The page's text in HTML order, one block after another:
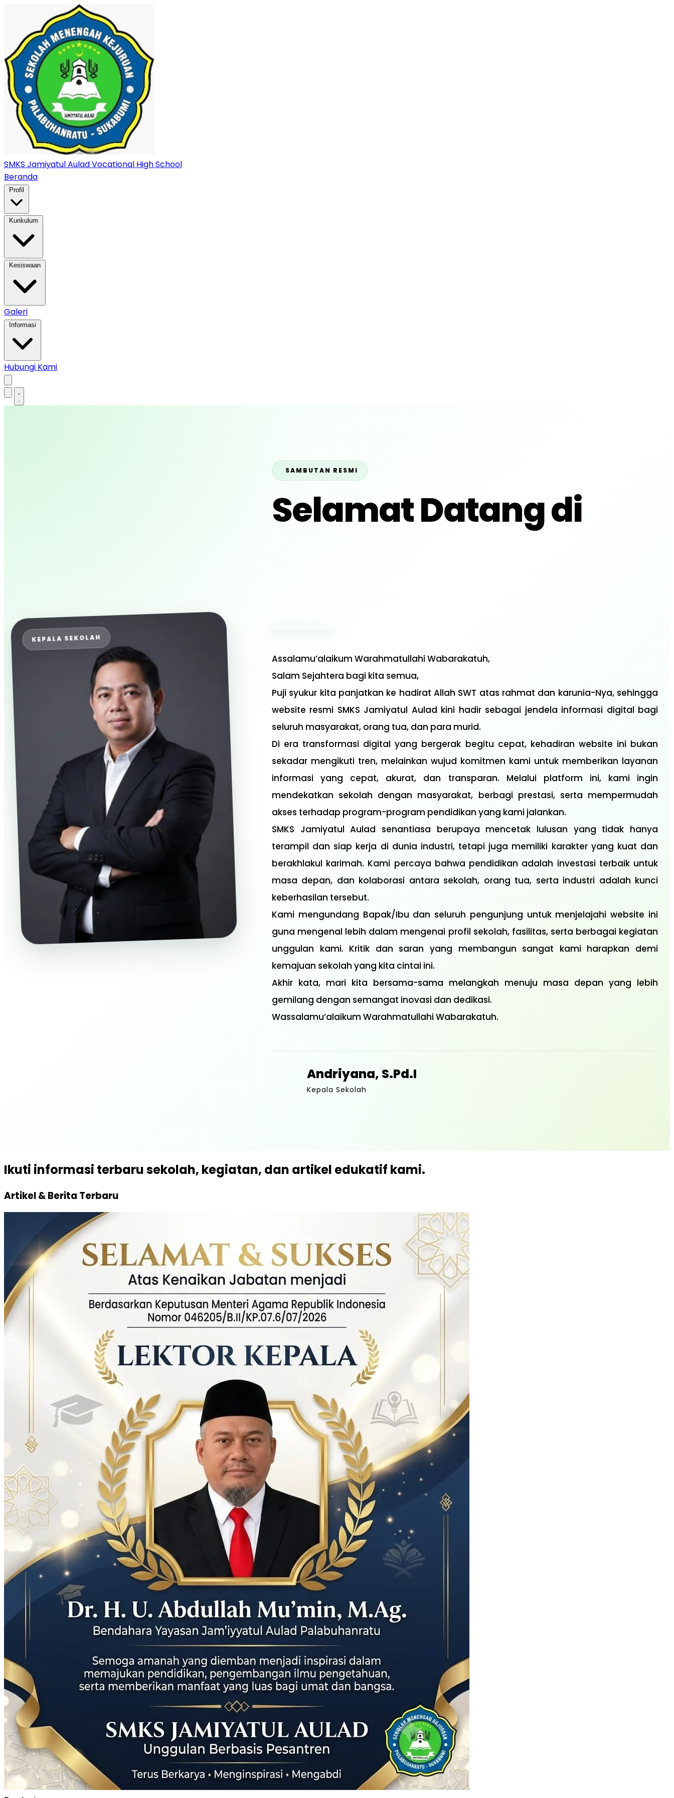
SMKS Jamiyatul AuladVocational High School
Beranda
Profil
Kurikulum
Kesiswaan
Galeri
Informasi
Hubungi Kami
KEPALA SEKOLAH
SAMBUTAN RESMI
Selamat Datang di
Website Resmi SMKS
Assalamu’alaikum Warahmatullahi Wabarakatuh,
Salam Sejahtera bagi kita semua,
Puji syukur kita panjatkan ke hadirat Allah SWT atas rahmat dan karunia-Nya, sehingga
website resmi SMKS Jamiyatul Aulad kini hadir sebagai jendela informasi digital bagi
seluruh masyarakat, orang tua, dan para murid.
Di era transformasi digital yang bergerak begitu cepat, kehadiran website ini bukan
sekadar mengikuti tren, melainkan wujud komitmen kami untuk memberikan layanan
informasi yang cepat, akurat, dan transparan. Melalui platform ini, kami ingin
mendekatkan sekolah dengan masyarakat, berbagi prestasi, serta mempermudah
akses terhadap program-program pendidikan yang kami jalankan.
SMKS Jamiyatul Aulad senantiasa berupaya mencetak lulusan yang tidak hanya
terampil dan siap kerja di dunia industri, tetapi juga memiliki karakter yang kuat dan
berakhlakul karimah. Kami percaya bahwa pendidikan adalah investasi terbaik untuk
masa depan, dan kolaborasi antara sekolah, orang tua, serta industri adalah kunci
keberhasilan tersebut.
Kami mengundang Bapak/Ibu dan seluruh pengunjung untuk menjelajahi website ini
guna mengenal lebih dalam mengenai profil sekolah, fasilitas, serta berbagai kegiatan
unggulan kami. Kritik dan saran yang membangun sangat kami harapkan demi
kemajuan sekolah yang kita cintai ini.
Akhir kata, mari kita bersama-sama melangkah menuju masa depan yang lebih
gemilang dengan semangat inovasi dan dedikasi.
Wassalamu’alaikum Warahmatullahi Wabarakatuh.
Andriyana, S.Pd.I
Kepala Sekolah
Ikuti informasi terbaru sekolah, kegiatan, dan artikel edukatif kami.
Artikel & Berita Terbaru